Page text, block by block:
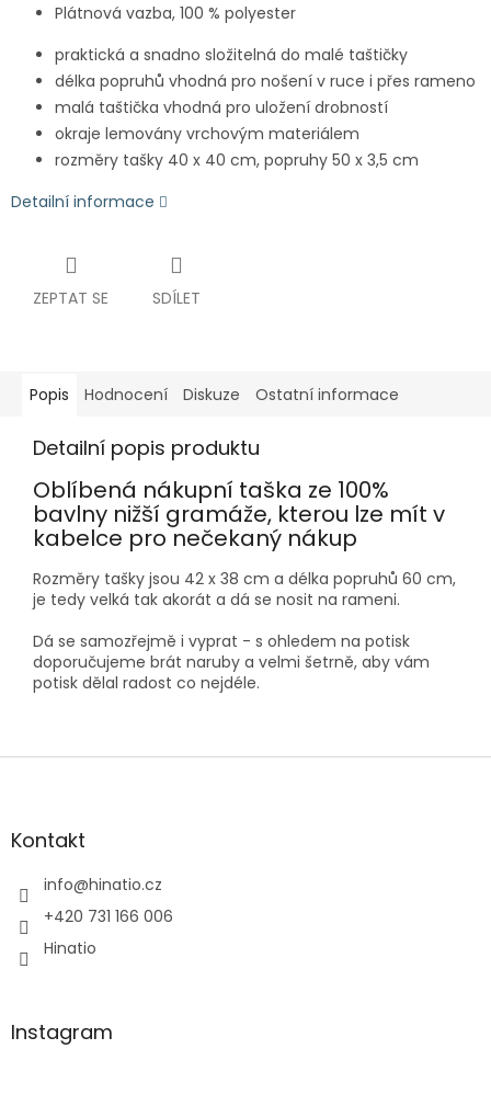
Plátnová vazba, 100 % polyester
praktická a snadno složitelná do malé taštičky
délka popruhů vhodná pro nošení v ruce i přes rameno
malá taštička vhodná pro uložení drobností
okraje lemovány vrchovým materiálem
rozměry tašky 40 x 40 cm, popruhy 50 x 3,5 cm
Detailní informace
ZEPTAT SE SDÍLET
Popis Hodnocení Diskuze Ostatní informace
Detailní popis produktu
Oblíbená nákupní taška ze 100%
bavlny nižší gramáže, kterou lze mít v
kabelce pro nečekaný nákup
Rozměry tašky jsou 42 x 38 cm a délka popruhů 60 cm,
je tedy velká tak akorát a dá se nosit na rameni.
Dá se samozřejmě i vyprat - s ohledem na potisk
doporučujeme brát naruby a velmi šetrně, aby vám
potisk dělal radost co nejdéle.
Z
aKontakt
info@hinatio.cz
+420 731 166 006
Hinatio
Instagram